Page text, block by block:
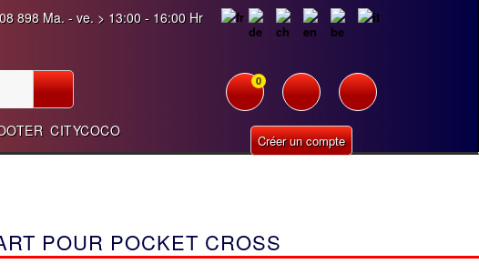
898 Ma. - ve. > 13:00 - 16:00 Hr
0
Créer un compte
CITYCOCO
POUR POCKET CROSS